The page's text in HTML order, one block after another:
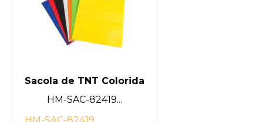
Sacola de TNT Colorida
HM-SAC-82419...